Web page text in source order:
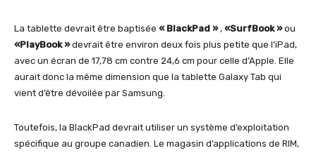
La tablette devrait être baptisée « BlackPad », «SurfBook »ou
«PlayBook »devrait être environ deux fois plus petite que l’iPad,
avec un écran de 17,78 cm contre 24,6 cm pour celle d’Apple. Elle
aurait donc la même dimension que la tablette Galaxy Tab qui
vient d’être dévoilée par Samsung.
Toutefois, la BlackPad devrait utiliser un système d’exploitation
spécifique au groupe canadien. Le magasin d’applications de RIM,